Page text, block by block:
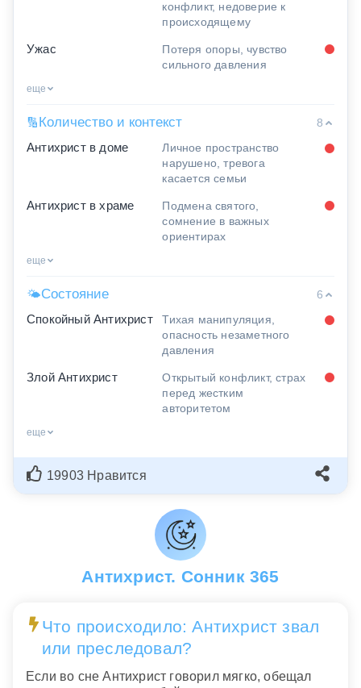
конфликт, недоверие к
происходящему
Ужас
Потеря опоры, чувство
сильного давления
еще
🔢 Количество и контекст
8
Антихрист в доме
Личное пространство
нарушено, тревога
касается семьи
Антихрист в храме
Подмена святого,
сомнение в важных
ориентирах
еще
🌤Состояние
6
Спокойный Антихрист
Тихая манипуляция,
опасность незаметного
давления
Злой Антихрист
Открытый конфликт, страх
перед жестким
авторитетом
еще
19903 Нравится
Антихрист. Сонник 365
Что происходило: Антихрист звал
или преследовал?
Если во сне Антихрист говорил мягко, обещал